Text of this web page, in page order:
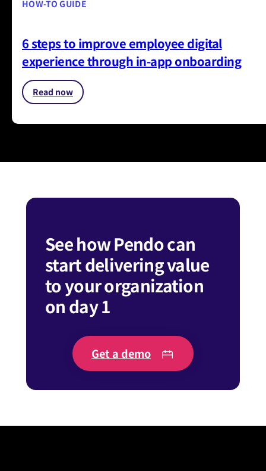
HOW-TO GUIDE
6 steps to improve employee digital
experience through in-app onboarding
Read now
See how Pendo can
start delivering value
to your organization
on day 1
Get a demo